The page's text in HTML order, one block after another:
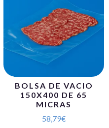
BOLSA DE VACIO
150X400 DE 65
MICRAS
58,79€